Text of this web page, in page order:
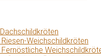
Weichschildkröten